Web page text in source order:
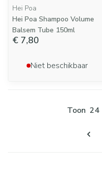
Hei Poa
Hei Poa Shampoo Volume
Balsem Tube 150ml
€ 7,80
Niet beschikbaar
Toon